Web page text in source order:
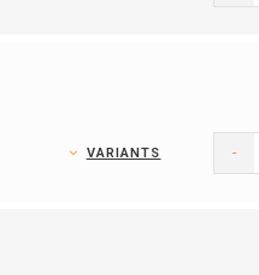
VARIANTS -